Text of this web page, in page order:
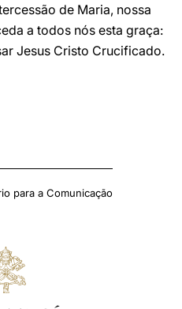
de Maria, nossa
a todos nós esta graça:
Jesus Cristo Crucificado.
para a Comunicação